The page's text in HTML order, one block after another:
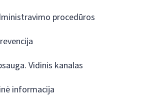
procedūros
Vidinis kanalas
informacija